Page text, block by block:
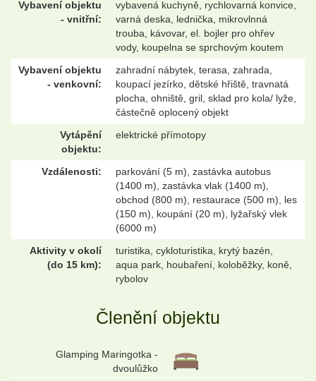
Vybavení objektu
- vnitřní:
vybavená kuchyně, rychlovarná konvice,
varná deska, lednička, mikrovlnná
trouba, kávovar, el. bojler pro ohřev
vody, koupelna se sprchovým koutem
Vybavení objektu
- venkovní:
zahradní nábytek, terasa, zahrada,
koupací jezírko, dětské hřiště, travnatá
plocha, ohniště, gril, sklad pro kola/ lyže,
částečně oplocený objekt
Vytápění
objektu:
elektrické přímotopy
Vzdálenosti:
parkování (5 m), zastávka autobus
(1400 m), zastávka vlak (1400 m),
obchod (800 m), restaurace (500 m), les
(150 m), koupání (20 m), lyžařský vlek
(6000 m)
Aktivity v okolí
(do 15 km):
turistika, cykloturistika, krytý bazén,
aqua park, houbaření, koloběžky, koně,
rybolov
Členění objektu
Glamping Maringotka -
dvoulůžko